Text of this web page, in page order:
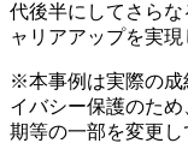
代後半にしてさら
ャリアアップを実現
※本事例は実際の成
イバシー保護のた
期等の一部を変更し